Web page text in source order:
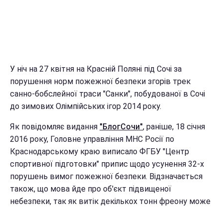
У ніч на 27 квітня на Красній Поляні під Сочі за
порушення норм пожежної безпеки згорів трек
санно-бобслейної траси "Санки", побудованої в Сочі
до зимових Олімпійських ігор 2014 року.
Як повідомляє видання "БлогСочи", раніше, 18 січня
2016 року, Головне управління МНС Росії по
Краснодарському краю виписало ФГБУ "Центр
спортивної підготовки" припис щодо усунення 32-х
порушень вимог пожежної безпеки. Відзначається
також, що мова йде про об'єкт підвищеної
небезпеки, так як витік декількох тонн фреону може